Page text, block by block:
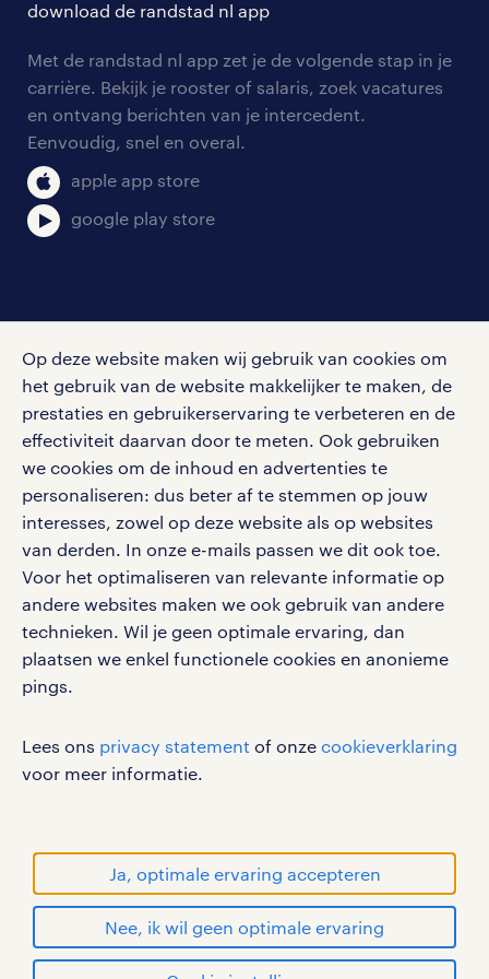
Op deze website maken wij gebruik van cookies om
het gebruik van de website makkelijker te maken, de
prestaties en gebruikerservaring te verbeteren en de
effectiviteit daarvan door te meten. Ook gebruiken
we cookies om de inhoud en advertenties te
personaliseren: dus beter af te stemmen op jouw
interesses, zowel op deze website als op websites
van derden. In onze e-mails passen we dit ook toe.
Voor het optimaliseren van relevante informatie op
andere websites maken we ook gebruik van andere
technieken. Wil je geen optimale ervaring, dan
plaatsen we enkel functionele cookies en anonieme
pings.
Lees ons privacy statement of onze cookieverklaring
voor meer informatie.
Ja, optimale ervaring accepteren
Nee, ik wil geen optimale ervaring
tarieven
personeel gezocht
aanmelden nieuwsbrief
blogs en artikelen
salarischecker
bruto-netto calculator
onze vestigingen
pers
klachten en misstanden
download de randstad nl app
Met de randstad nl app zet je de volgende stap in je
carrière. Bekijk je rooster of salaris, zoek vacatures
en ontvang berichten van je intercedent.
Eenvoudig, snel en overal.
apple app store
google play store
Volg ons voor de leukste content omtrent
vacatures, solliciteren en inspiratie.
werken bij randstad
gebruikersvoorwaarden
privacystatement
cookies
disclaimer
sitemap
RANDSTAD, HUMAN FORWARD en SHAPING THE
WORLD OF WORK zijn geregistreerde